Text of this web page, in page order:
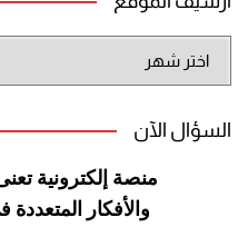
الموقع
السؤال الآن
منصة إلكترونية
والأفكار